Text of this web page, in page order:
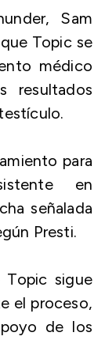
Sam
Topic se
médico
resultados
para
en
señalada
Presti.
Topic sigue
el proceso,
de los